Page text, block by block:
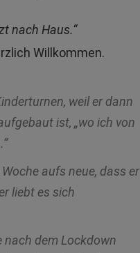
nach Haus.“
Willkommen.
weil er dann
ist, „wo ich von
aufs neue, dass er
liebt es sich
nach dem Lockdown